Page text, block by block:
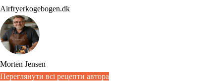
Airfryerkogebogen.dk
Morten Jensen
Переглянути всі рецепти автора